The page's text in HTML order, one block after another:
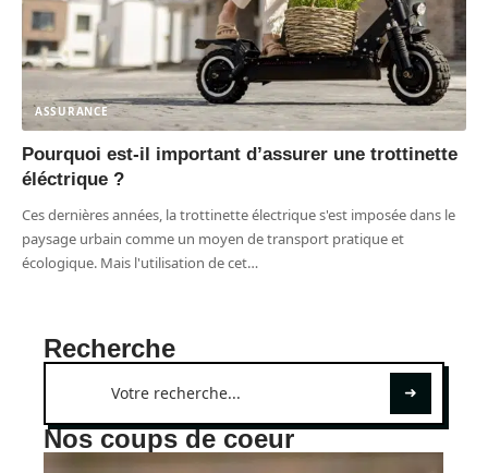
ASSURANCE
Pourquoi est-il important d’assurer une trottinette
éléctrique ?
Ces dernières années, la trottinette électrique s'est imposée dans le
paysage urbain comme un moyen de transport pratique et
écologique. Mais l'utilisation de cet…
Recherche
Nos coups de coeur